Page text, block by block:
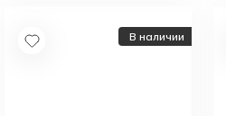
В наличии